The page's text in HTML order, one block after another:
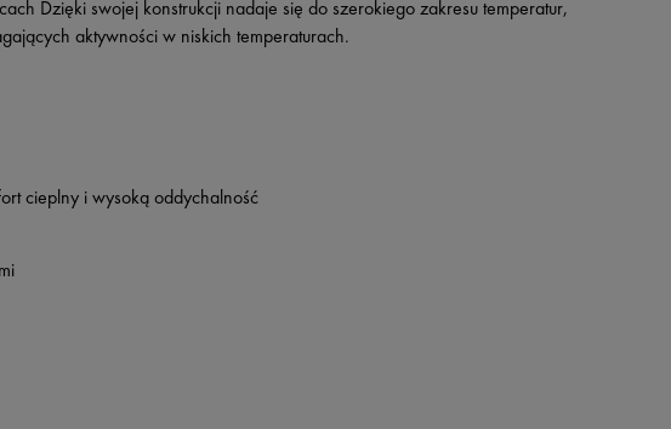
Dzięki swojej konstrukcji nadaje się do szerokiego zakresu temperatur,
aktywności w niskich temperaturach.
cieplny i wysoką oddychalność